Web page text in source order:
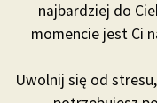
najbardziej do
momencie jest Ci
Uwolnij się od